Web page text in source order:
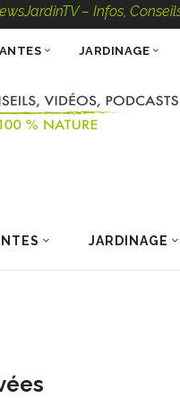
– Infos, Conseils,
JARDINAGE
JARDINAGE